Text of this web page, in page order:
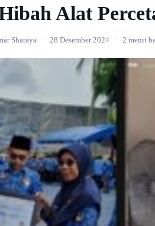
Alat
Sharaya · 28 Desember 2024 · 2 menit